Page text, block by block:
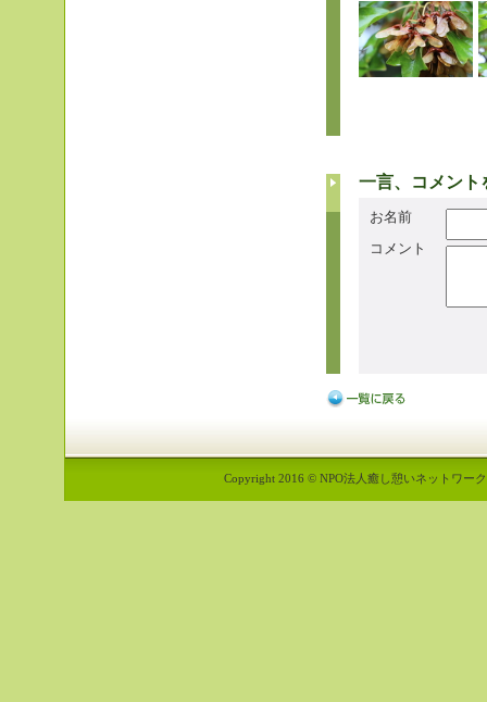
一言、コメント
お名前
コメント
Copyright 2016 © NPO法人癒し憩いネットワー